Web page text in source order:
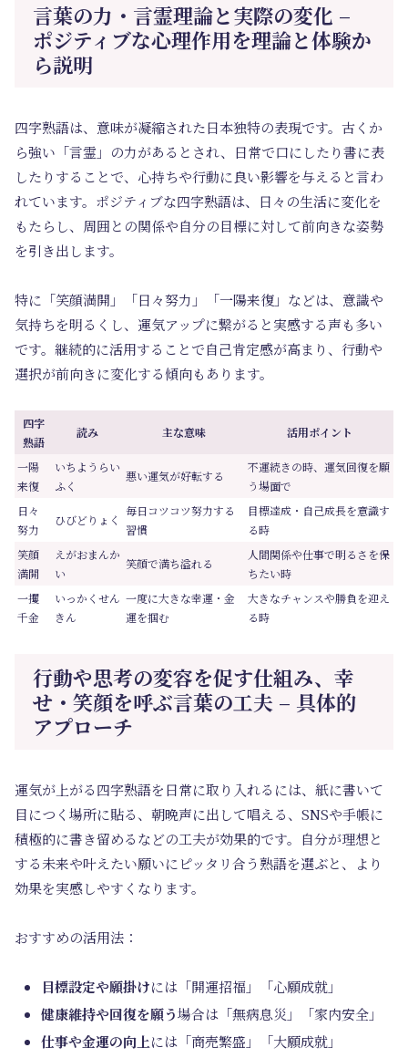
言葉の力・言霊理論と実際の変化 –
ポジティブな心理作用を理論と体験か
ら説明
四字熟語は、意味が凝縮された日本独特の表現です。古くか
ら強い「言霊」の力があるとされ、日常で口にしたり書に表
したりすることで、心持ちや行動に良い影響を与えると言わ
れています。ポジティブな四字熟語は、日々の生活に変化を
もたらし、周囲との関係や自分の目標に対して前向きな姿勢
を引き出します。
特に「笑顔満開」「日々努力」「一陽来復」などは、意識や
気持ちを明るくし、運気アップに繋がると実感する声も多い
です。継続的に活用することで自己肯定感が高まり、行動や
選択が前向きに変化する傾向もあります。
四字
熟語
読み 主な意味 活用ポイント
一陽
来復
いちようらい
ふく
悪い運気が好転する
不運続きの時、運気回復を願
う場面で
日々
努力
ひびどりょく
毎日コツコツ努力する
習慣
目標達成・自己成長を意識す
る時
笑顔
満開
えがおまんか
い
笑顔で満ち溢れる
人間関係や仕事で明るさを保
ちたい時
一攫
千金
いっかくせん
きん
一度に大きな幸運・金
運を掴む
大きなチャンスや勝負を迎え
る時
行動や思考の変容を促す仕組み、幸
せ・笑顔を呼ぶ言葉の工夫 – 具体的
アプローチ
運気が上がる四字熟語を日常に取り入れるには、紙に書いて
目につく場所に貼る、朝晩声に出して唱える、SNSや手帳に
積極的に書き留めるなどの工夫が効果的です。自分が理想と
する未来や叶えたい願いにピッタリ合う熟語を選ぶと、より
効果を実感しやすくなります。
おすすめの活用法：
目標設定や願掛けには「開運招福」「心願成就」
健康維持や回復を願う場合は「無病息災」「家内安全」
仕事や金運の向上には「商売繁盛」「大願成就」